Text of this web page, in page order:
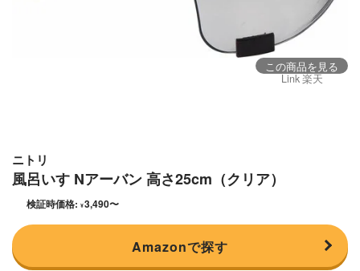
この商品を見る
Link 楽天
ニトリ
風呂いす Nアーバン 高さ25cm（クリア）
検証時価格: ¥3,490〜
Amazonで探す